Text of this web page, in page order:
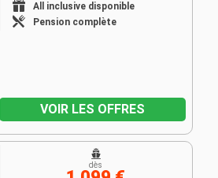
All inclusive disponible
Pension complète
VOIR LES OFFRES
dès